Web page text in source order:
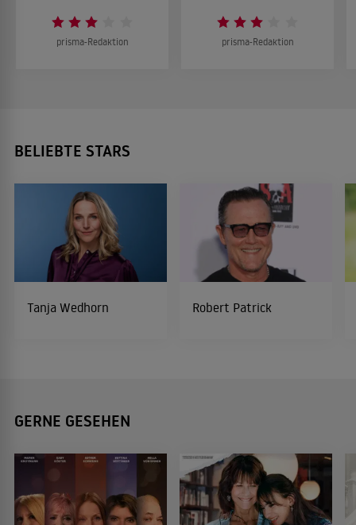
prisma-Redaktion prisma-Redaktion
BELIEBTE STARS
Tanja Wedhorn Robert Patrick
GERNE GESEHEN